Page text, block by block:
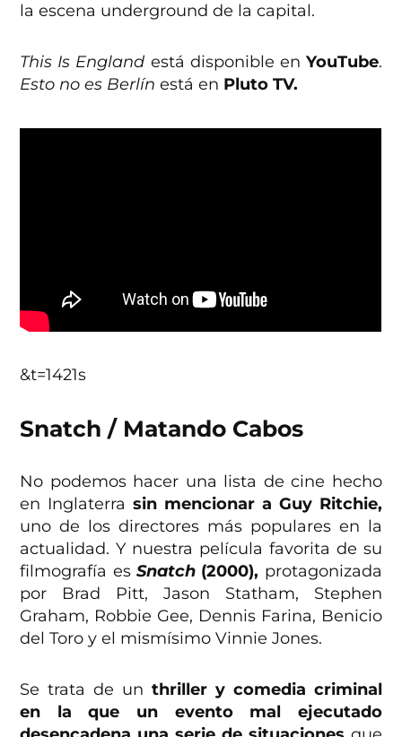
la escena underground de la capital.
This Is England está disponible en YouTube.
Esto no es Berlín está en Pluto TV.
&t=1421s
Snatch / Matando Cabos
No podemos hacer una lista de cine hecho
en Inglaterrasin mencionar a Guy Ritchie,
uno de los directores más populares en la
actualidad. Y nuestra película favorita de su
filmografía es Snatch (2000), protagonizada
por Brad Pitt, Jason Statham, Stephen
Graham, Robbie Gee, Dennis Farina, Benicio
del Toro y el mismísimo Vinnie Jones.
Se trata de un thriller y comedia criminal
en la que un evento mal ejecutado